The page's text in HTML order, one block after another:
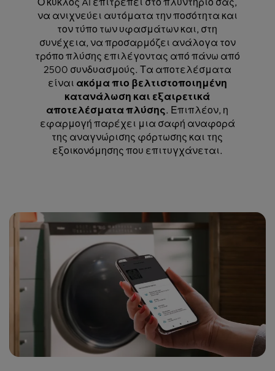
να ανιχνεύει αυτόματα την ποσότητα και
τον τύπο των υφασμάτων και, στη
συνέχεια, να προσαρμόζει ανάλογα τον
τρόπο πλύσης επιλέγοντας από πάνω από
2500 συνδυασμούς. Τα αποτελέσματα
είναι ακόμα πιο βελτιστοποιημένη
κατανάλωση και εξαιρετικά
αποτελέσματα πλύσης. Επιπλέον, η
εφαρμογή παρέχει μια σαφή αναφορά
της αναγνώρισης φόρτωσης και της
εξοικονόμησης που επιτυγχάνεται.